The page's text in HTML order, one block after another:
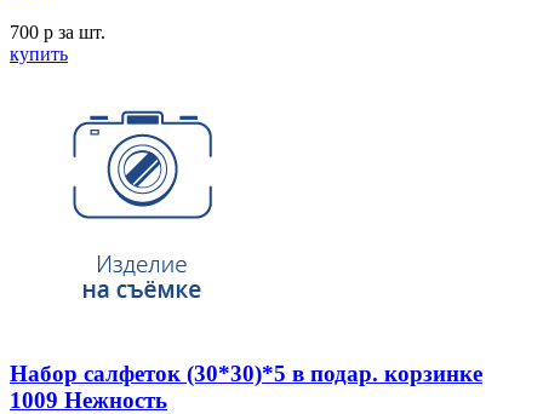
700 p за шт.
купить
Набор салфеток (30*30)*5 в подар. корзинке
1009 Нежность